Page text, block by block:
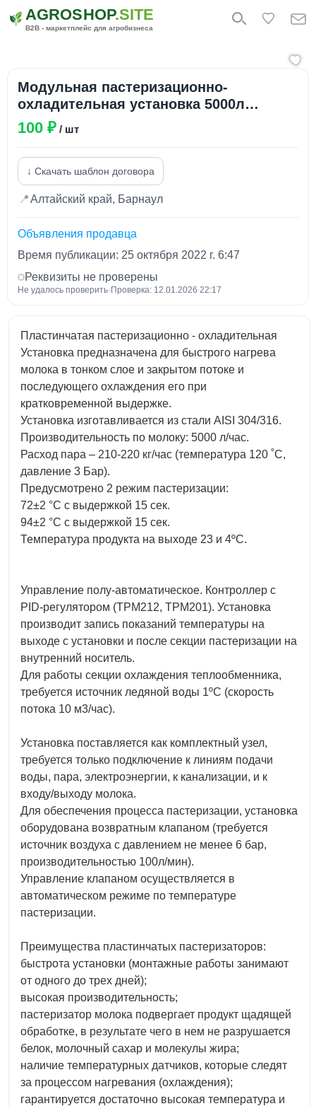
AGROSHOP.SITE
B2B - маркетплейс для агробизнеса
Модульная пастеризационно-
охладительная установка 5000л
(72±2/94±2 °С)
100 ₽ / шт
↓ Скачать шаблон договора
📍Алтайский край, Барнаул
Объявления продавца
Время публикации: 25 октября 2022 г. 6:47
Реквизиты не проверены
Не удалось проверить· Проверка: 12.01.2026 22:17
Пластинчатая пастеризационно - охладительная
Установка предназначена для быстрого нагрева
молока в тонком слое и закрытом потоке и
последующего охлаждения его при
кратковременной выдержке.
Установка изготавливается из стали AISI 304/316.
Производительность по молоку: 5000 л/час.
Расход пара – 210-220 кг/час (температура 120 ˚С,
давление 3 Бар).
Предусмотрено 2 режим пастеризации:
72±2 °С с выдержкой 15 сек.
94±2 °С с выдержкой 15 сек.
Температура продукта на выходе 23 и 4ºС.
Управление полу-автоматическое. Контроллер с
PID-регулятором (ТРМ212, ТРМ201). Установка
производит запись показаний температуры на
выходе с установки и после секции пастеризации на
внутренний носитель.
Для работы секции охлаждения теплообменника,
требуется источник ледяной воды 1ºС (скорость
потока 10 м3/час).
Установка поставляется как комплектный узел,
требуется только подключение к линиям подачи
воды, пара, электроэнергии, к канализации, и к
входу/выходу молока.
Для обеспечения процесса пастеризации, установка
оборудована возвратным клапаном (требуется
источник воздуха с давлением не менее 6 бар,
производительностью 100л/мин).
Управление клапаном осуществляется в
автоматическом режиме по температуре
пастеризации.
Преимущества пластинчатых пастеризаторов:
быстрота установки (монтажные работы занимают
от одного до трех дней);
высокая производительность;
пастеризатор молока подвергает продукт щадящей
обработке, в результате чего в нем не разрушается
белок, молочный сахар и молекулы жира;
наличие температурных датчиков, которые следят
за процессом нагревания (охлаждения);
гарантируется достаточно высокая температура и